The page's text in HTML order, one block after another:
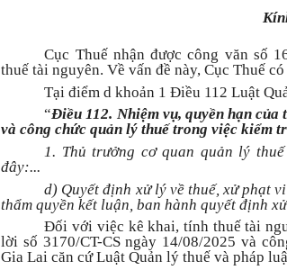
Cục Thuế nhận được công văn số
thuế tài nguyên. Về vấn đề này, Cục Thuế
Tại điểm d khoản 1 Điều 112 Luật
“Điều 112. Nhiệm vụ, quyền hạn
và công chức quản lý thuế trong việc kiểm
1. Thủ trưởng cơ quan quản lý
đây:...
d) Quyết định xử lý về thuế, xử phạt
thẩm quyền kết luận, ban hành quyết định
Đối với việc kê khai, tính thuế tài
lời số 3170/CT-CS ngày 14/08/2025 và
Gia Lai căn cứ Luật Quản lý thuế và pháp